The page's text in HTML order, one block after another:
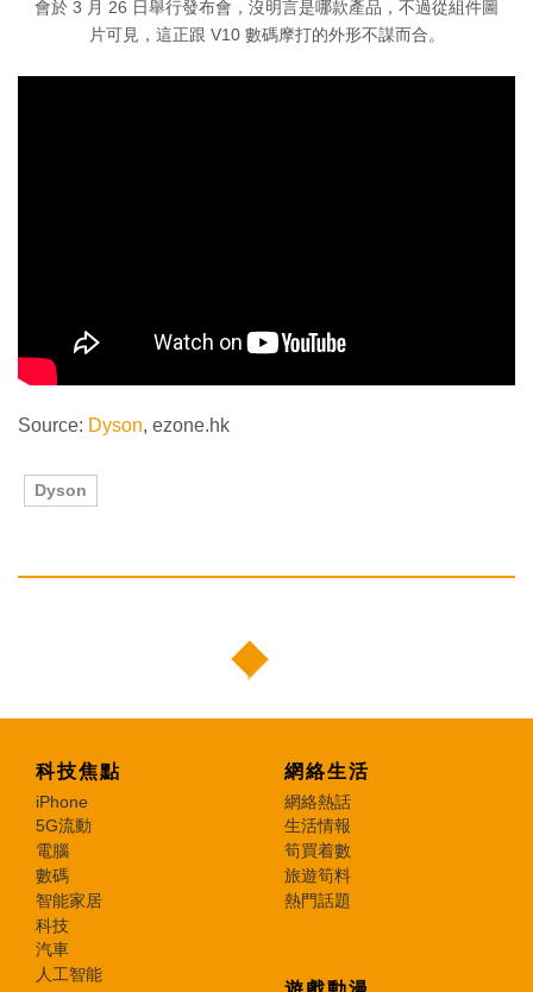
會於 3 月 26 日舉行發布會，沒明言是哪款產品，不過從組件圖
片可見，這正跟 V10 數碼摩打的外形不謀而合。
Source: Dyson, ezone.hk
Dyson
科技焦點
iPhone
5G流動
電腦
數碼
智能家居
科技
汽車
人工智能
網絡生活
網絡熱話
生活情報
筍買着數
旅遊筍料
熱門話題